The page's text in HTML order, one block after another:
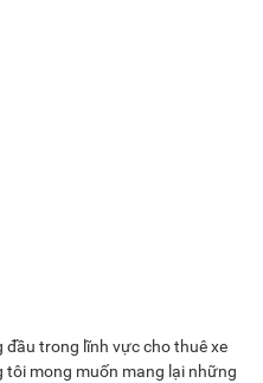
đầu trong lĩnh vực cho thuê xe
tôi mong muốn mang lại những